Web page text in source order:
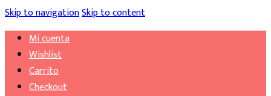
Skip to navigationSkip to content
Mi cuenta
Wishlist
Carrito
Checkout